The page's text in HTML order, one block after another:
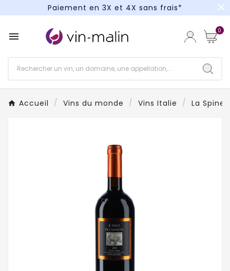
Paiement en 3X et 4X sans frais*
Paiement en 3X et 4X sans frais*
close
 0
Accueil Vins du monde Vins Italie La